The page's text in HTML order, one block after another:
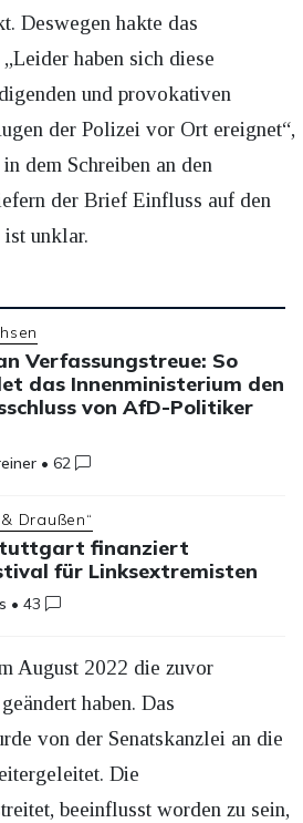
Deswegen hakte das
haben sich diese
und provokativen
der Polizei vor Ort ereignet“,
dem Schreiben an den
der Brief Einfluss auf den
unklar.
Verfassungstreue: So
das Innenministerium den
von AfD-Politiker
•62
Draußen“
finanziert
für Linksextremisten
•43
August 2022 die zuvor
haben. Das
von der Senatskanzlei an die
Die
beeinflusst worden zu sein,